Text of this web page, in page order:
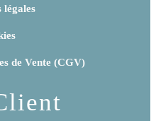
légales
de Vente (CGV)